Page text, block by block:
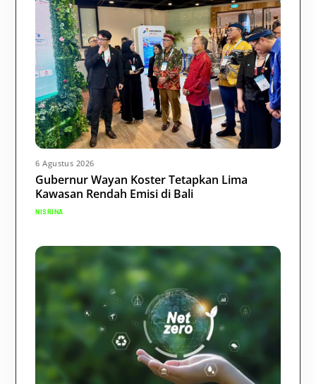
6 Agustus 2026
Gubernur Wayan Koster Tetapkan Lima
Kawasan Rendah Emisi di Bali
NISRINA